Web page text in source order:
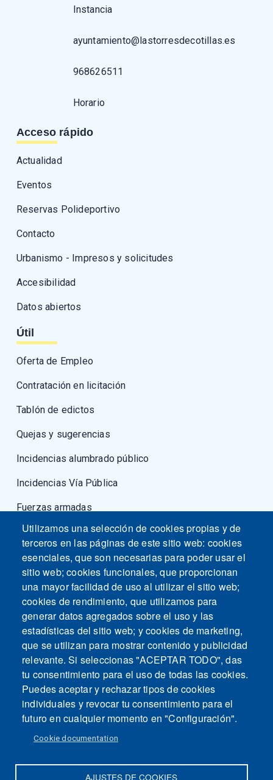
Instancia
ayuntamiento@lastorresdecotillas.es
968626511
Horario
Acceso rápido
Actualidad
Eventos
Reservas Polideportivo
Contacto
Urbanismo - Impresos y solicitudes
Accesibilidad
Datos abiertos
Útil
Oferta de Empleo
Contratación en licitación
Tablón de edictos
Quejas y sugerencias
Incidencias alumbrado público
Incidencias Vía Pública
Fuerzas armadas
Utilizamos una selección de cookies propias y de
terceros en las páginas de este sitio web: cookies
esenciales, que son necesarias para poder usar el
sitio web; cookies funcionales, que proporcionan
una mayor facilidad de uso al utilizar el sitio web;
cookies de rendimiento, que utilizamos para
generar datos agregados sobre el uso y las
estadísticas del sitio web; y cookies de marketing,
que se utilizan para mostrar contenido y publicidad
relevante. Si seleccionas "ACEPTAR TODO", das
tu consentimiento para el uso de todas las cookies.
Puedes aceptar y rechazar tipos de cookies
individuales y revocar tu consentimiento para el
futuro en cualquier momento en "Configuración".
Cookie documentation
AJUSTES DE COOKIES